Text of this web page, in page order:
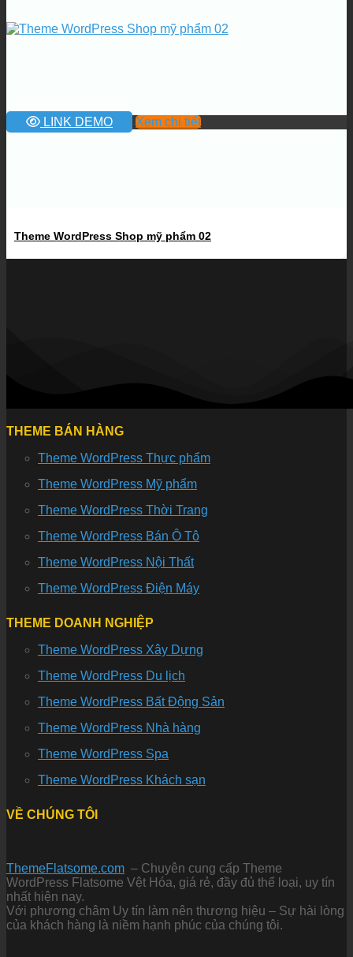
LINK DEMO Xem chi tiết
Theme WordPress Shop mỹ phẩm 02
THEME BÁN HÀNG
Theme WordPress Thực phẩm
Theme WordPress Mỹ phẩm
Theme WordPress Thời Trang
Theme WordPress Bán Ô Tô
Theme WordPress Nội Thất
Theme WordPress Điện Máy
THEME DOANH NGHIỆP
Theme WordPress Xây Dựng
Theme WordPress Du lịch
Theme WordPress Bất Động Sản
Theme WordPress Nhà hàng
Theme WordPress Spa
Theme WordPress Khách sạn
VỀ CHÚNG TÔI
ThemeFlatsome.com – Chuyên cung cấp Theme
WordPress Flatsome Vệt Hóa, giá rẻ, đầy đủ thể loại, uy tín
nhất hiện nay.
Với phương châm Uy tín làm nên thương hiệu – Sự hài lòng
của khách hàng là niềm hạnh phúc của chúng tôi.